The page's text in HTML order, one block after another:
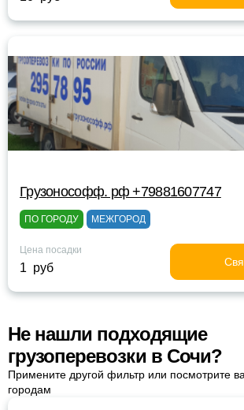
Грузонософф. рф +79881607747
ПО ГОРОДУ МЕЖГОРОД
Цена посадки
1 руб
Не нашли подходящие
грузоперевозки в Сочи?
Примените другой фильтр или посмотрите
городам